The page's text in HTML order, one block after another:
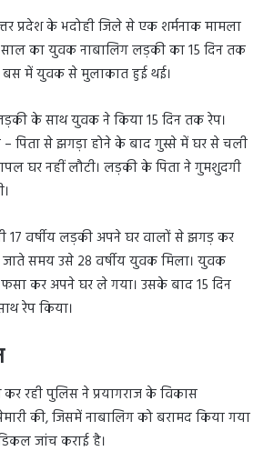
प्रदेश के भदोही जिले से एक शर्मनाक मामला
का युवक नाबालिग लड़की का 15 दिन तक
बस में युवक से मुलाकात हुई थई।
के साथ युवक ने किया 15 दिन तक रेप।
पिता से झगड़ा होने के बाद गुस्से में घर से चली
घर नहीं लौटी। लड़की के पिता ने गुमशुदगी
17 वर्षीय लड़की अपने घर वालों से झगड़ कर
समय उसे 28 वर्षीय युवक मिला। युवक
कर अपने घर ले गया। उसके बाद 15 दिन
रेप किया।
रही पुलिस ने प्रयागराज के विकास
की, जिसमें नाबालिग को बरामद किया गया
जांच कराई है।